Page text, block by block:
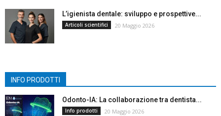
L’igienista dentale: sviluppo e prospettive...
Articoli scientifici 20 Maggio 2026
INFO PRODOTTI
Odonto-IA: La collaborazione tra dentista...
Info prodotti 20 Maggio 2026